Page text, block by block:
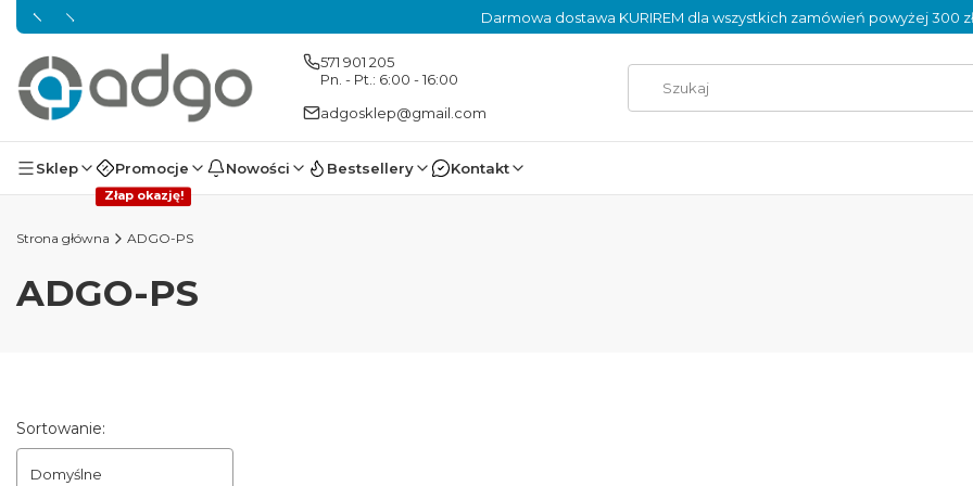
Darmowa dostawa KURIREM dla wszystkich zamówień powyżej 300
571 901 205
Pn. - Pt.: 6:00 - 16:00
adgosklep@gmail.com
Sklep Promocje
Złap okazję!
Nowości Bestsellery Kontakt
Strona główna ADGO-PS
ADGO-PS
Lista produktów
Sortowanie:
Domyślne